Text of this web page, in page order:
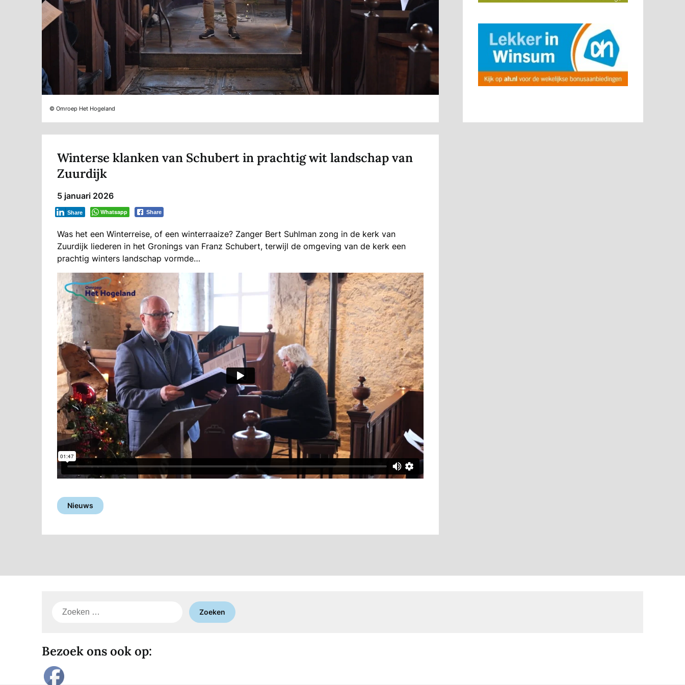
© Omroep Het Hogeland
Winterse klanken van Schubert in prachtig wit landschap van
Zuurdijk
5 januari 2026
Whatsapp Share
Share
Was het een Winterreise, of een winterraaize? Zanger Bert Suhlman zong in de kerk van
Zuurdijk liederen in het Gronings van Franz Schubert, terwijl de omgeving van de kerk een
prachtig winters landschap vormde…
Nieuws
Zoeken
Bezoek ons ook op: